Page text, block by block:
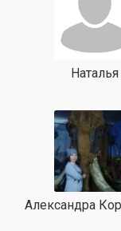
Наталья
Александра